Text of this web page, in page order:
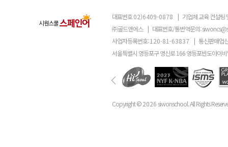
대표번호02)6409-0878 | 기업체 교육 컨설팅
㈜골드앤에스 | 대표번호/통번역문의:
사업자등록번호:120-81-63837 | 통신판매업
서울특별시 영등포구 영신로 166 영등포반도아이
Copyright ©2026 siwonschool. All Rights